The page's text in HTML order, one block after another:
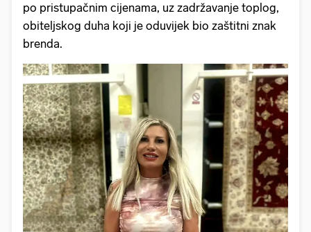
po pristupačnim cijenama, uz zadržavanje toplog,
obiteljskog duha koji je oduvijek bio zaštitni znak
brenda.